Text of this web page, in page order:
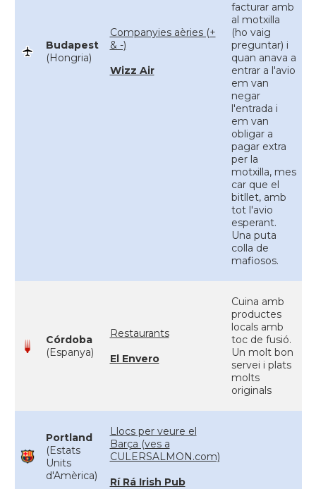
Budapest
(Hongria)
Companyies aèries (+
& -)
Wizz Air
facturar amb
al motxilla
(ho vaig
preguntar) i
quan anava a
entrar a l'avio
em van
negar
l'entrada i
em van
obligar a
pagar extra
per la
motxilla, mes
car que el
bitllet, amb
tot l'avio
esperant.
Una puta
colla de
mafiosos.
Córdoba
(Espanya)
Restaurants
El Envero
Cuina amb
productes
locals amb
toc de fusió.
Un molt bon
servei i plats
molts
originals
Portland
(Estats
Units
d'Amèrica)
Llocs per veure el
Barça (ves a
CULERSALMON.com)
Rí Rá Irish Pub